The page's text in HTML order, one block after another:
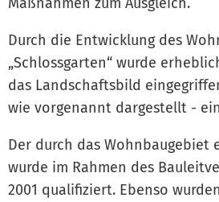
Durch die Entwicklung des
„Schlossgarten“ wurde
das Landschaftsbild
wie vorgenannt dargestellt -
Der durch das Wohnbaugebiet
wurde im Rahmen des
2001 qualifiziert. Ebenso